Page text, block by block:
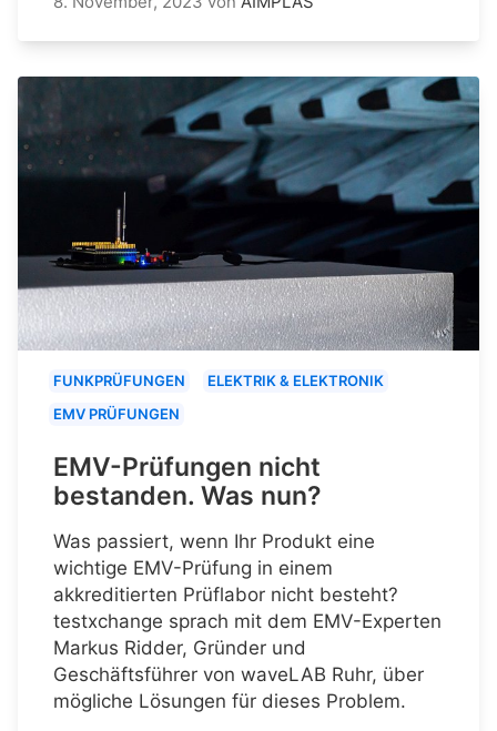
FUNKPRÜFUNGEN
ELEKTRIK & ELEKTRONIK
EMV PRÜFUNGEN
EMV-Prüfungen nicht
bestanden. Was nun?
Was passiert, wenn Ihr Produkt eine
wichtige EMV-Prüfung in einem
akkreditierten Prüflabor nicht besteht?
testxchange sprach mit dem EMV-Experten
Markus Ridder, Gründer und
Geschäftsführer von waveLAB Ruhr, über
mögliche Lösungen für dieses Problem.